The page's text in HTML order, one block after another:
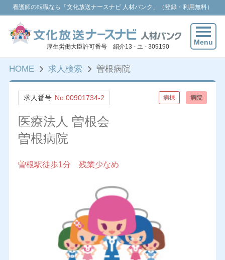
看護師の転職なら「文化放送ナースナビ 人材バンク」（登録・利用無料）
厚生労働大臣許可番号 紹介13 - ユ - 309190
Menu
HOME 求人検索 曽根病院
求人番号 No.00901734-2 病棟 病院
医療法人 曽根会
曽根病院
曽根駅徒歩1分 残業少なめ